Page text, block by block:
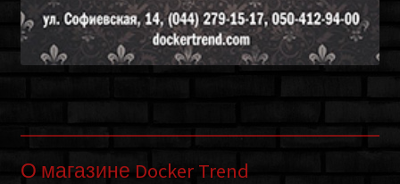
О магазине Docker Trend